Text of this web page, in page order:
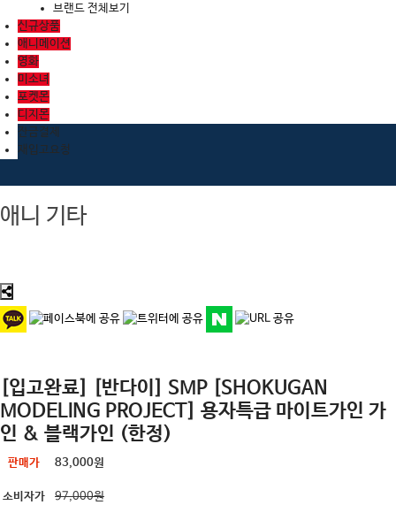
브랜드 전체보기
신규상품
애니메이션
영화
미소녀
포켓몬
디지몬
잔금결제
재입고요청
애니 기타
[입고완료] [반다이] SMP [SHOKUGAN
MODELING PROJECT] 용자특급 마이트가인 가
인 & 블랙가인 (한정)
판매가 83,000원
소비자가 97,000원